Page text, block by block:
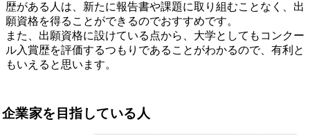
歴がある人は、新たに報告書や課題に取り組むことなく、出
願資格を得ることができるのでおすすめです。
また、出願資格に設けている点から、大学としてもコンクー
ル入賞歴を評価するつもりであることがわかるので、有利と
もいえると思います。
企業家を目指している人